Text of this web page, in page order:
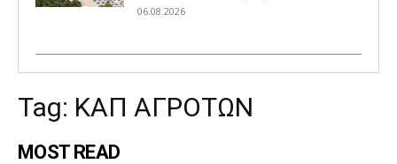
06.08.2026
Tag: ΚΑΠ ΑΓΡΟΤΩΝ
MOST READ